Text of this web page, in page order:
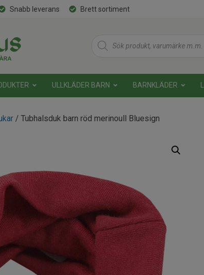
Snabb leverans Brett sortiment
Products
search
ULLKLÄDER BARN BARNKLÄDER
/ Tubhalsduk barn röd merinoull Bluesign